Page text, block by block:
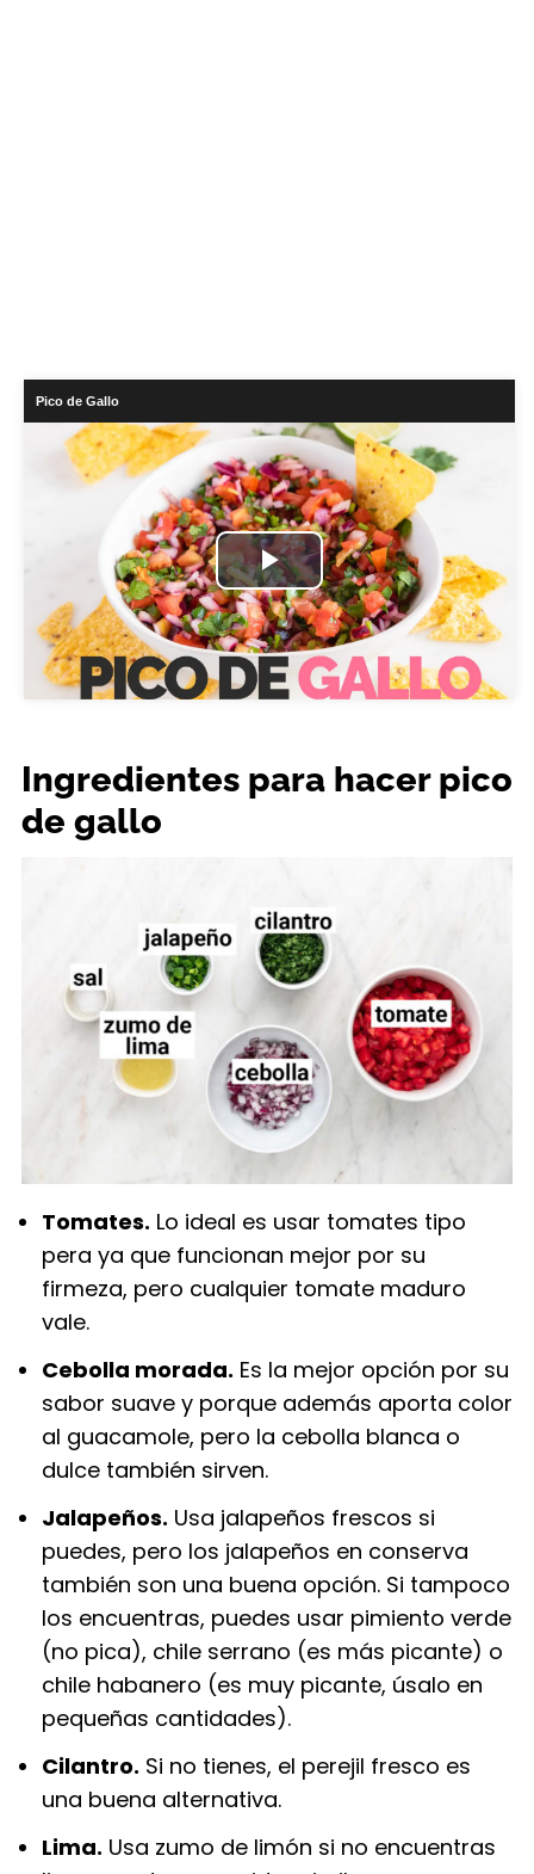
Pico de Gallo
Play
Video
Ingredientes para hacer pico
de gallo
Tomates. Lo ideal es usar tomates tipo
pera ya que funcionan mejor por su
firmeza, pero cualquier tomate maduro
vale.
Cebolla morada. Es la mejor opción por su
sabor suave y porque además aporta color
al guacamole, pero la cebolla blanca o
dulce también sirven.
Jalapeños. Usa jalapeños frescos si
puedes, pero los jalapeños en conserva
también son una buena opción. Si tampoco
los encuentras, puedes usar pimiento verde
(no pica), chile serrano (es más picante) o
chile habanero (es muy picante, úsalo en
pequeñas cantidades).
Cilantro. Si no tienes, el perejil fresco es
una buena alternativa.
Lima. Usa zumo de limón si no encuentras